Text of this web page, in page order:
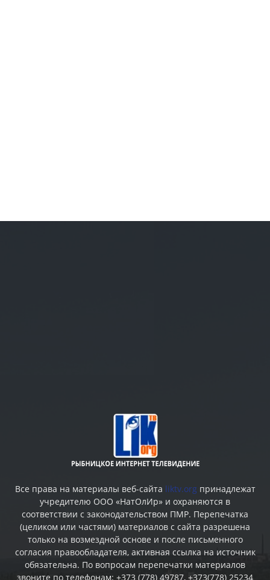
Все права на материалы веб-сайта liktv.org принадлежат
учредителю ООО «НатОлИр» и охраняются в
соответствии с законодательством ПМР. Перепечатка
(целиком или частями) материалов c сайта разрешена
только на возмездной основе и после письменного
согласия правообладателя, активная ссылка на источник
обязательна. По вопросам перепечатки материалов
звоните по телефонам: +373 (778) 49787, +373(778) 25234